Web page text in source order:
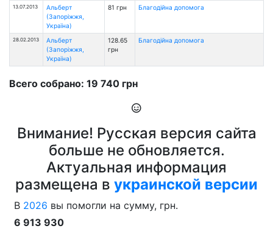
13.07.2013
Альберт
(Запоріжжя,
Україна)
81 грн Благодійна допомога
28.02.2013
Альберт
(Запоріжжя,
Україна)
128.65
грн
Благодійна допомога
Всего собрано: 19 740 грн
Внимание! Русская версия сайта
больше не обновляется.
Актуальная информация
размещена в украинской версии
В 2026 вы помогли на сумму, грн.
6 913 930